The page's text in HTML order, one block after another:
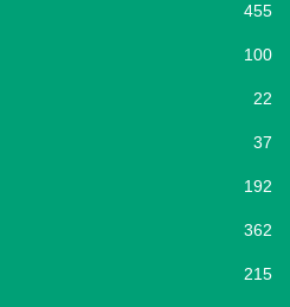
455
100
22
37
192
362
215